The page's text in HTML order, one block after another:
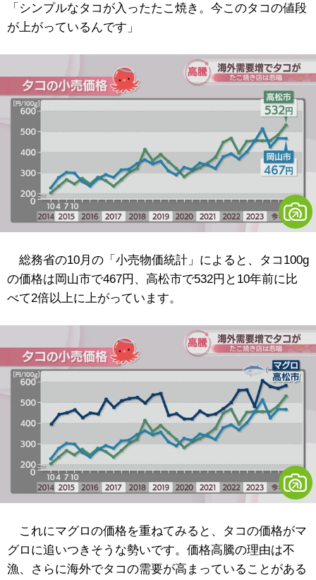
「シンプルなタコが入ったたこ焼き。今このタコの値段
が上がっているんです」
総務省の10月の「小売物価統計」によると、タコ100g
の価格は岡山市で467円、高松市で532円と10年前に比
べて2倍以上に上がっています。
これにマグロの価格を重ねてみると、タコの価格がマ
グロに追いつきそうな勢いです。価格高騰の理由は不
漁、さらに海外でタコの需要が高まっていることがある